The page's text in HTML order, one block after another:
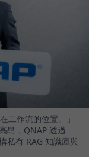
工作流的位置。」
昂，QNAP 透過
私有 RAG 知識庫與